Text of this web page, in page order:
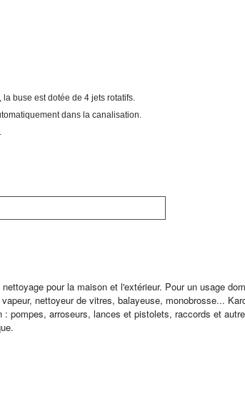
buse est dotée de 4 jets rotatifs.
dans la canalisation.
pour la maison et l'extérieur. Pour un usage
nettoyeur de vitres, balayeuse, monobrosse...
pompes, arroseurs, lances et pistolets, raccords et